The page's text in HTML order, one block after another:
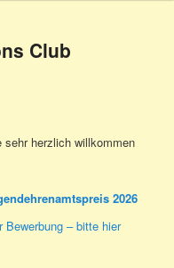
Club
herzlich willkommen
2026
Bewerbung – bitte hier